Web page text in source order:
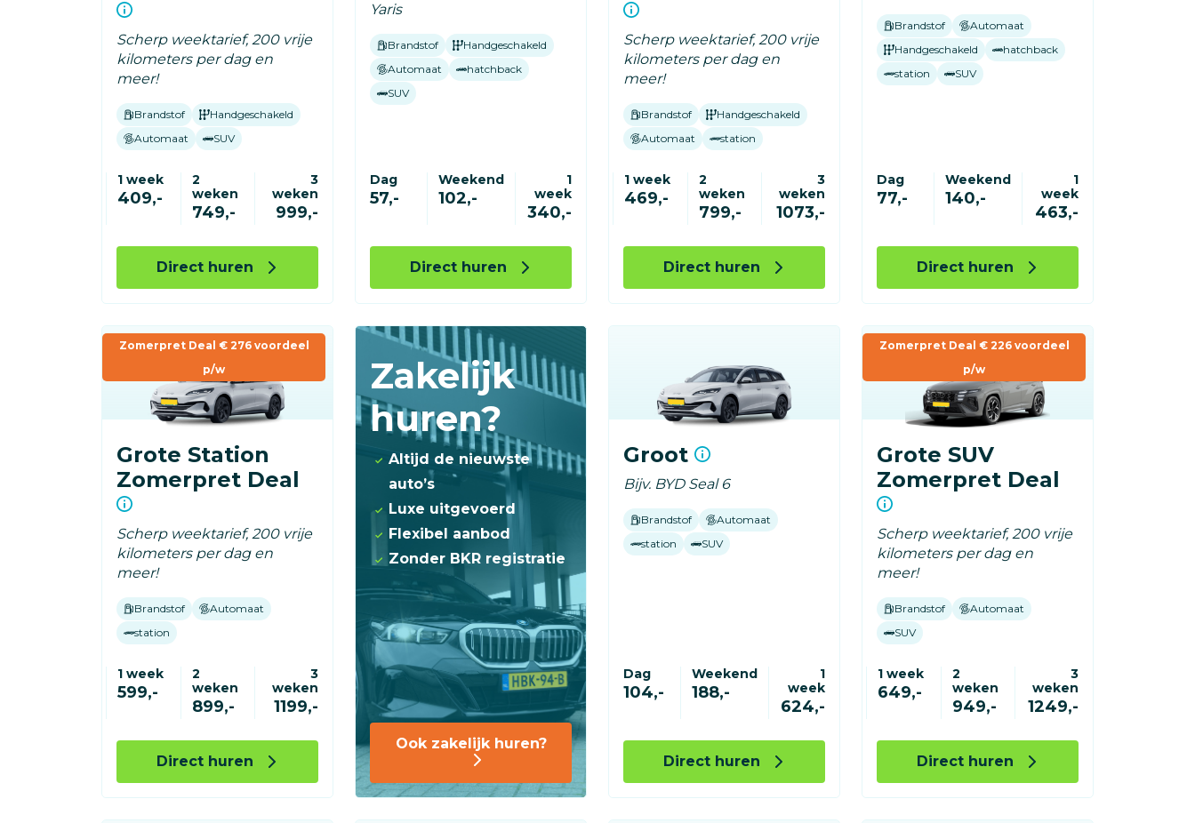
Scherp weektarief, 200 vrije
kilometers per dag en
meer!
Brandstof
Handgeschakeld
Automaat
SUV
1 week
409,-
2
weken
749,-
3
weken
999,-
Direct huren
Yaris
Brandstof
Handgeschakeld
Automaat
hatchback
SUV
Dag
57,-
Weekend
102,-
1
week
340,-
Direct huren
Scherp weektarief, 200 vrije
kilometers per dag en
meer!
Brandstof
Handgeschakeld
Automaat
station
1 week
469,-
2
weken
799,-
3
weken
1073,-
Direct huren
Brandstof
Automaat
Handgeschakeld
hatchback
station
SUV
Dag
77,-
Weekend
140,-
1
week
463,-
Direct huren
Zomerpret Deal € 276 voordeel
p/w
Grote Station
Zomerpret Deal
Scherp weektarief, 200 vrije
kilometers per dag en
meer!
Brandstof
Automaat
station
1 week
599,-
2
weken
899,-
3
weken
1199,-
Direct huren
Zakelijk
huren?
Altijd de nieuwste
auto’s
Luxe uitgevoerd
Flexibel aanbod
Zonder BKR registratie
Ook zakelijk huren?
Groot
Bijv. BYD Seal 6
Brandstof
Automaat
station
SUV
Dag
104,-
Weekend
188,-
1
week
624,-
Direct huren
Zomerpret Deal € 226 voordeel
p/w
Grote SUV
Zomerpret Deal
Scherp weektarief, 200 vrije
kilometers per dag en
meer!
Brandstof
Automaat
SUV
1 week
649,-
2
weken
949,-
3
weken
1249,-
Direct huren